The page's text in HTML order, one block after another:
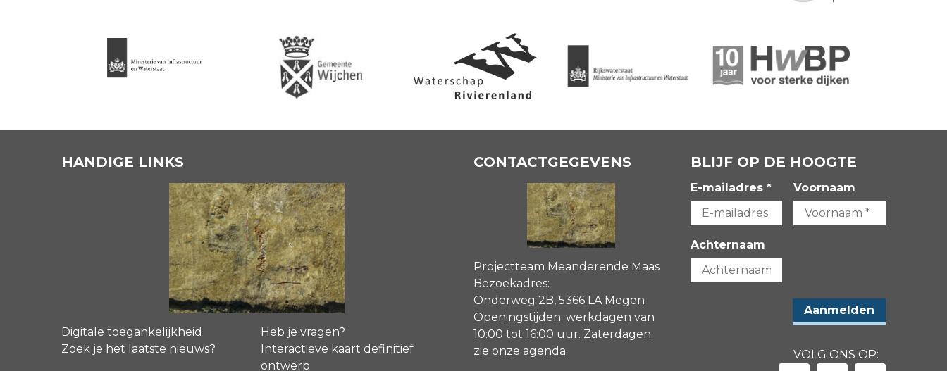
HANDIGE LINKS
Digitale toegankelijkheid
Heb je vragen?
Zoek je het laatste nieuws?
Interactieve kaart definitief
ontwerp
CONTACTGEGEVENS
Projectteam Meanderende Maas
Bezoekadres:
Onderweg 2B, 5366 LA Megen
Openingstijden: werkdagen van
10:00 tot 16:00 uur. Zaterdagen
zie onze agenda.
BLIJF OP DE HOOGTE
E-mailadres * Voornaam
Achternaam
VOLG ONS OP: